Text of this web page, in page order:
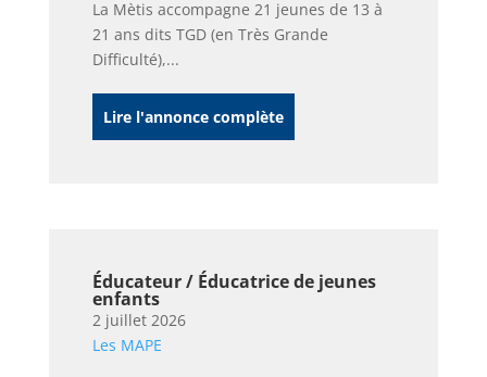
La Mètis accompagne 21 jeunes de 13 à
21 ans dits TGD (en Très Grande
Difficulté),...
Lire l'annonce complète
Éducateur / Éducatrice de jeunes
enfants
2 juillet 2026
Les MAPE